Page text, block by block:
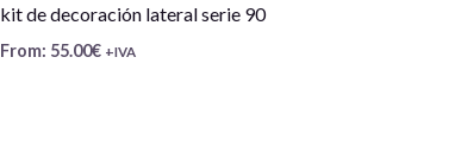
kit de decoración lateral serie 90
From: 55.00€ +IVA